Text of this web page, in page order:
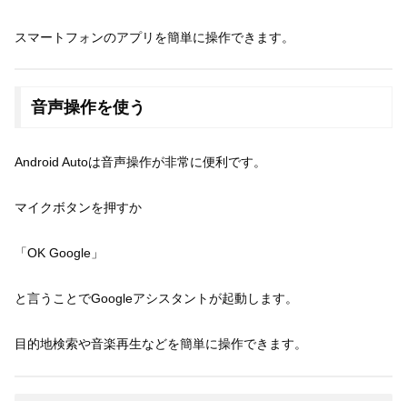
スマートフォンのアプリを簡単に操作できます。
音声操作を使う
Android Autoは音声操作が非常に便利です。
マイクボタンを押すか
「OK Google」
と言うことでGoogleアシスタントが起動します。
目的地検索や音楽再生などを簡単に操作できます。